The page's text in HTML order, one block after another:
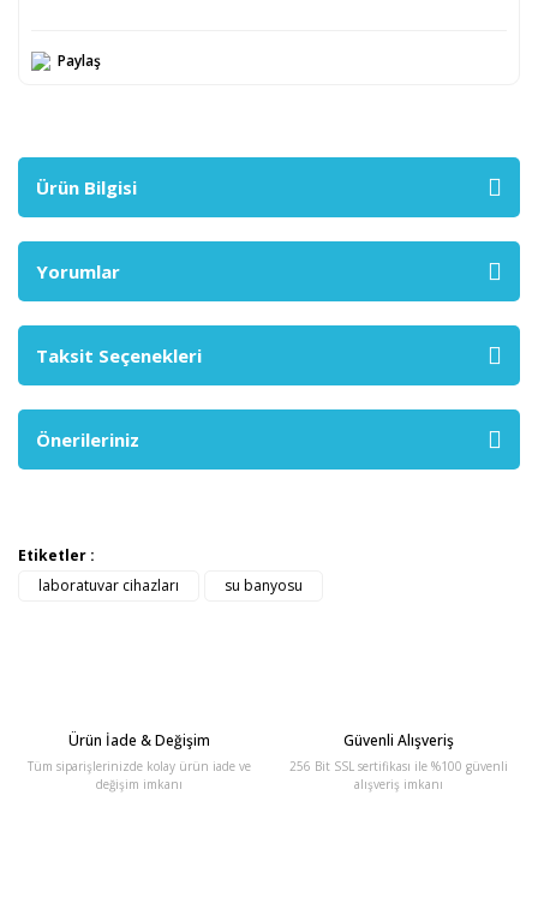
Paylaş
Ürün Bilgisi
Yorumlar
Taksit Seçenekleri
Önerileriniz
Etiketler :
laboratuvar cihazları
su banyosu
Ürün İade & Değişim
Tüm siparişlerinizde kolay ürün iade ve
değişim imkanı
Güvenli Alışveriş
256 Bit SSL sertifikası ile %100 güvenli
alışveriş imkanı